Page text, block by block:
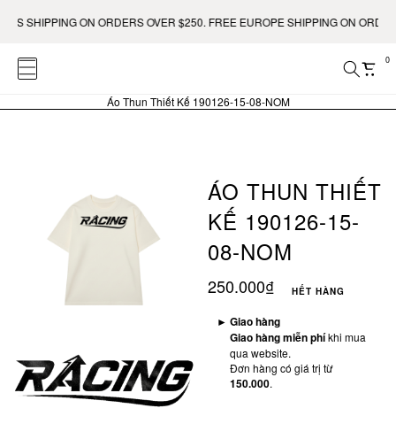
SHIPPING ON ORDERS OVER $250. FREE EUROPE SHIPPING ON
0
Áo Thun Thiết Kế 190126-15-08-NOM
ÁO THUN THIẾT
KẾ 190126-15-
08-NOM
250.000₫ HẾT HÀNG
► Giao hàng
Giao hàng miễn phíkhi mua
qua website.
Đơn hàng có giá trị từ
150.000.